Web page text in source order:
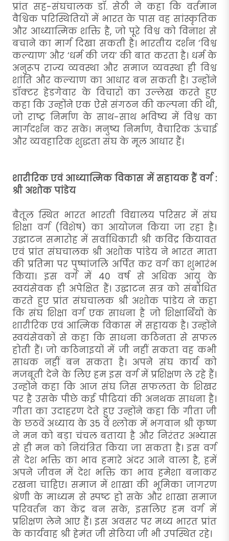
प्रांत सह-संघचालक डॉ. सेठी ने कहा कि वर्तमान
वैश्विक परिस्थितियों में भारत के पास वह सांस्कृतिक
और आध्यात्मिक शक्ति है, जो पूरे विश्व को विनाश से
बचाने का मार्ग दिखा सकती है। भारतीय दर्शन ‘विश्व
कल्याण’ और ‘धर्म की जय’ की बात करता है। धर्म के
अनुरूप राज्य व्यवस्था और समाज व्यवस्था ही विश्व
शांति और कल्याण का आधार बन सकती है। उन्होंने
डॉक्टर हेडगेवार के विचारों का उल्लेख करते हुए
कहा कि उन्होंने एक ऐसे संगठन की कल्पना की थी,
जो राष्ट्र निर्माण के साथ-साथ भविष्य में विश्व का
मार्गदर्शन कर सके। मनुष्य निर्माण, वैचारिक ऊंचाई
और व्यवहारिक शुद्धता संघ के मूल आधार हैं।
शारीरिक एवं आध्यात्मिक विकास में सहायक हैं वर्ग :
श्री अशोक पांडेय
बैतूल स्थित भारत भारती विद्यालय परिसर में संघ
शिक्षा वर्ग (विशेष) का आयोजन किया जा रहा है।
उद्घाटन समारोह में सर्वाधिकारी श्री कविंद्र कियावत
एवं प्रांत संघचालक श्री अशोक पांडेय ने भारत माता
की प्रतिमा पर पुष्पांजलि अर्पित कर वर्ग का शुभारंभ
किया। इस वर्ग में 40 वर्ष से अधिक आयु के
स्वयंसेवक ही अपेक्षित हैं। उद्घाटन सत्र को संबोधित
करते हुए प्रांत संघचालक श्री अशोक पांडेय ने कहा
कि संघ शिक्षा वर्ग एक साधना है जो शिक्षार्थियों के
शारीरिक एवं आत्मिक विकास में सहायक है। उन्होंने
स्वयंसेवकों से कहा कि साधना कठिनता से सफल
होती हैं। जो कठिनाइयों में जी नहीं सकता वह कभी
साधक नहीं बन सकता है। अपने संघ कार्य को
मजबूती देने के लिए हम इस वर्ग में प्रशिक्षण ले रहे हैं।
उन्होंने कहा कि आज संघ जिस सफलता के शिखर
पर है उसके पीछे कई पीढियां की अनथक साधना है।
गीता का उदाहरण देते हुए उन्होंने कहा कि गीता जी
के छठवें अध्याय के 35 वें श्लोक में भगवान श्री कृष्ण
ने मन को बड़ा चंचल बताया है और निरंतर अभ्यास
से ही मन को नियंत्रित किया जा सकता है। इस वर्ग
से देश भक्ति का भाव हमारे अंदर आने वाला है, हमें
अपने जीवन में देश भक्ति का भाव हमेशा बनाकर
रखना चाहिए। समाज में शाखा की भूमिका जागरण
श्रेणी के माध्यम से स्पष्ट हो सके और शाखा समाज
परिवर्तन का केंद्र बन सके, इसलिए हम वर्ग में
प्रशिक्षण लेने आए हैं। इस अवसर पर मध्य भारत प्रांत
के कार्यवाह श्री हेमंत जी सेठिया जी भी उपस्थित रहे।